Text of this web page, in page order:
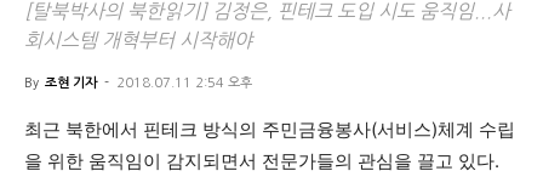
[탈북박사의 북한읽기] 김정은, 핀테크 도입 시도 움직임...사
회시스템 개혁부터 시작해야
By 조현 기자 - 2018.07.11 2:54 오후
최근 북한에서 핀테크 방식의 주민금융봉사(서비스)체계 수립
을 위한 움직임이 감지되면서 전문가들의 관심을 끌고 있다.